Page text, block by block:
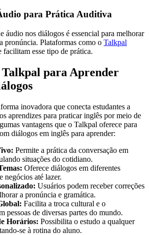
para Prática Auditiva
áudio nos diálogos é essencial para melhorar
pronúncia. Plataformas como o Talkpal
facilitam esse tipo de prática.
Talkpal para Aprender
inovadora que conecta estudantes a
aprendizes para praticar inglês por meio de
vantagens que o Talkpal oferece para
diálogos em inglês para aprender:
Permite a prática da conversação em
situações do cotidiano.
Oferece diálogos em diferentes
negócios até lazer.
Usuários podem receber correções
a pronúncia e gramática.
Facilita a troca cultural e o
pessoas de diversas partes do mundo.
Horários: Possibilita o estudo a qualquer
se à rotina do aluno.